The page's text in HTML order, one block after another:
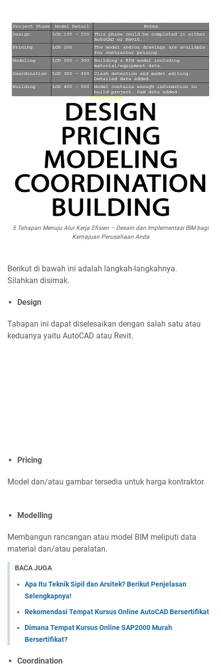
5 Tahapan Menuju Alur Kerja Efisien – Desain dan Implementasi BIM bagi
Kemajuan Perusahaan Anda
Berikut di bawah ini adalah langkah-langkahnya.
Silahkan disimak.
Design
Tahapan ini dapat diselesaikan dengan salah satu atau
keduanya yaitu AutoCAD atau Revit.
Pricing
Model dan/atau gambar tersedia untuk harga kontraktor.
Modelling
Membangun rancangan atau model BIM meliputi data
material dan/atau peralatan.
BACA JUGA
Apa Itu Teknik Sipil dan Arsitek? Berikut Penjelasan
Selengkapnya!
Rekomendasi Tempat Kursus Online AutoCAD Bersertifikat
Dimana Tempat Kursus Online SAP2000 Murah
Bersertifikat?
Coordination